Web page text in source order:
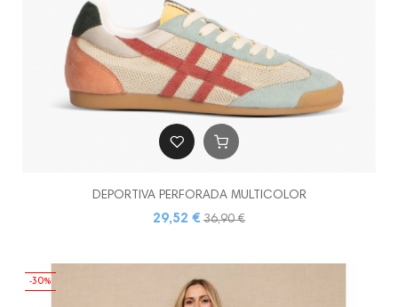
DEPORTIVA PERFORADA MULTICOLOR
29,52 € 36,90 €
-30%